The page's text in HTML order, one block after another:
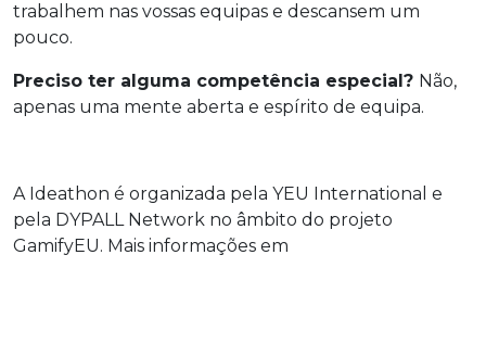
trabalhem nas vossas equipas e descansem um
pouco.
Preciso ter alguma competência especial? Não,
apenas uma mente aberta e espírito de equipa.
A Ideathon é organizada pela YEU International e
pela DYPALL Network no âmbito do projeto
GamifyEU. Mais informações em